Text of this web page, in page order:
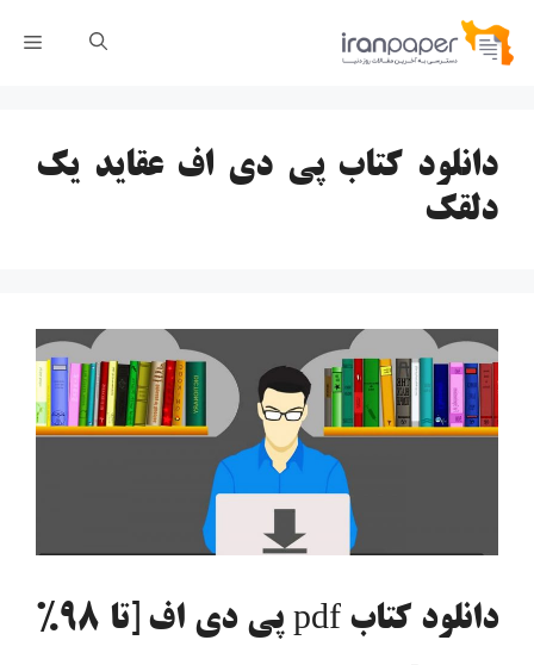
پرش
دانلود کتاب پی دی اف عقاید یک
دلقک
دانلود کتاب pdf پی دی اف [تا 98%